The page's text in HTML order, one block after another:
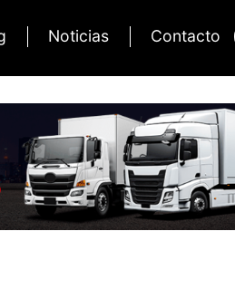
Noticias Contacto